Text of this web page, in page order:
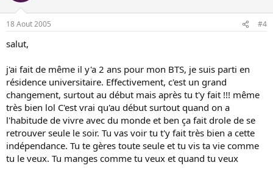
18 Aout 2005 #4
salut,
j'ai fait de même il y'a 2 ans pour mon BTS, je suis parti en
résidence universitaire. Effectivement, c'est un grand
changement, surtout au début mais après tu t'y fait !!! même
très bien lol C'est vrai qu'au début surtout quand on a
l'habitude de vivre avec du monde et ben ça fait drole de se
retrouver seule le soir. Tu vas voir tu t'y fait très bien a cette
indépendance. Tu te gères toute seule et tu vis ta vie comme
tu le veux. Tu manges comme tu veux et quand tu veux